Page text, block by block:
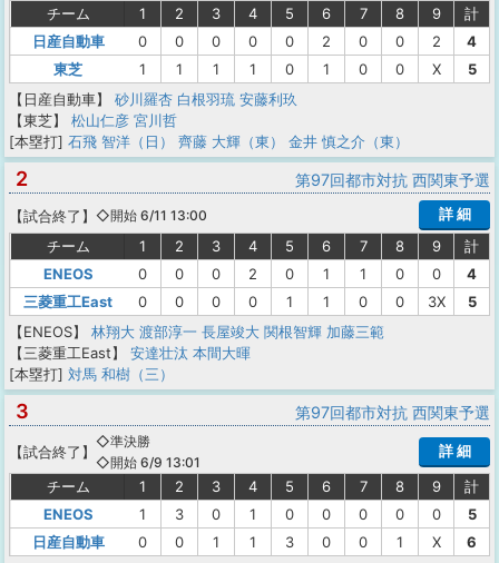
チーム 1 2 3 4 5 6 7 8 9
計
日産自動車
0 0 0 0 0 2 0 0 2
4
東芝
1 1 1 1 0 1 0 0 X
5
【日産自動車】
砂川羅杏 白根羽琉 安藤利玖
【東芝】
松山仁彦 宮川哲
[本塁打] 石飛 智洋（日） 齊藤 大輝（東） 金井 慎之介（東）
2 第97回都市対抗 西関東予選
【試合終了 】 ◇開始 6/11 13:00
詳 細
チーム
1 2 3 4 5 6 7 8 9
計
ENEOS
0 0 0 2 0 1 1 0 0
4
三菱重工East
0 0 0 0 1 1 0 0 3X
5
【ENEOS】
林翔大 渡部淳一 長屋竣大 関根智輝 加藤三範
【三菱重工East】
安達壮汰 本間大暉
[本塁打] 対馬 和樹（三）
3 第97回都市対抗 西関東予選
【試合終了 】
◇準決勝
◇開始 6/9 13:01
詳 細
チーム 1 2 3 4 5 6 7 8 9
計
ENEOS
1 3 0 1 0 0 0 0 0
5
日産自動車
0 0 1 1 3 0 0 1 X 6